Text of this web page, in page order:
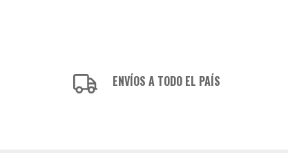
ENVÍOS A TODO EL PAÍS